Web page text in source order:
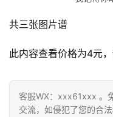
共三张图片谱
此内容查看价格为4元
客服WX：xxx61xxx 。
交流，如侵犯了您的合